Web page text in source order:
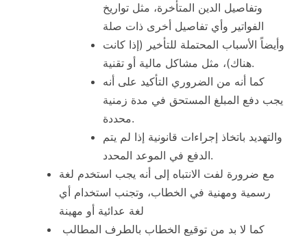
وتفاصيل الدين المتأخرة، مثل تواريخ
الفواتير وأي تفاصيل أخرى ذات صلة
وأيضاً الأسباب المحتملة للتأخير (إذا كانت
هناك)، مثل مشاكل مالية أو تقنية.
كما أنه من الضروري التأكيد على أنه
يجب دفع المبلغ المستحق في مدة زمنية
محددة.
والتهديد باتخاذ إجراءات قانونية إذا لم يتم
الدفع في الموعد المحدد.
مع ضرورة لفت الانتباه إلى أنه يجب استخدم لغة
رسمية ومهنية في الخطاب، وتجنب استخدام أي
لغة عدائية أو مهينة